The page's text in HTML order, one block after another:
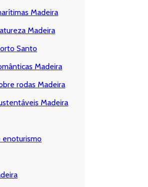
Madeira
Madeira
Santo
Madeira
rodas Madeira
Madeira
enoturismo